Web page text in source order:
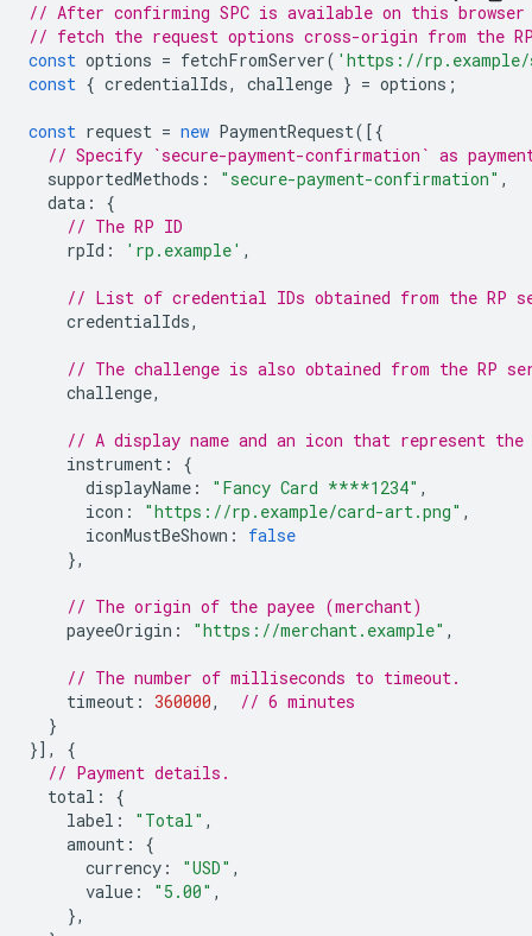
// After confirming SPC is available on this
// fetch the request options cross-origin from the
const options = fetchFromServer( 'https://rp.example/
const { credentialIds, challenge } = options ;
const request = new PaymentRequest([{
// Specify `secure-payment-confirmation` as
supportedMethods : "secure-payment-confirmation" ,
data :
{
// The RP ID
rpId : 'rp.example' ,
// List of credential IDs obtained from the RP
credentialIds,
// The challenge is also obtained from the RP
challenge,
// A display name and an icon that represent the
instrument :
{
displayName : "Fancy Card ****1234" ,
icon : "https://rp.example/card-art.png" ,
iconMustBeShown :
false
},
// The origin of the payee (merchant)
payeeOrigin : "https://merchant.example" ,
// The number of milliseconds to timeout.
timeout : 360000,
// 6 minutes
}
}],
{
// Payment details.
total :
{
label : "Total" ,
amount :
{
currency : "USD" ,
value : "5.00" ,
},